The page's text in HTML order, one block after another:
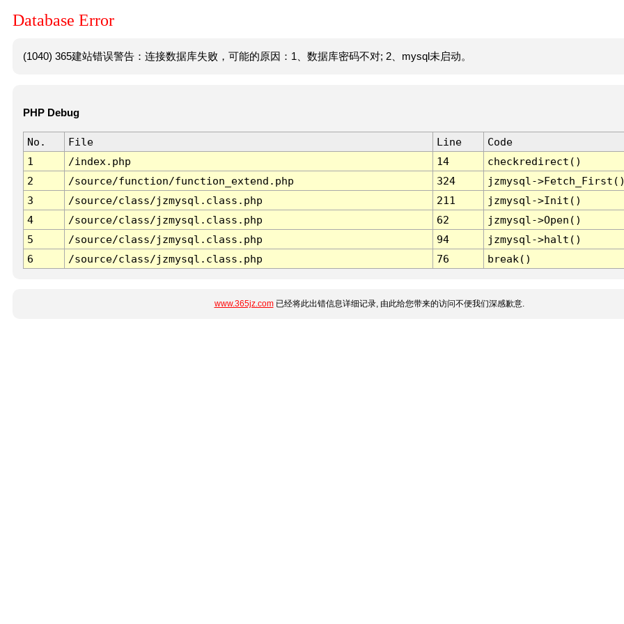
Database Error
(1040) 365建站错误警告：连接数据库失败，可能的原因：1、数据库密码不对; 2、mysql未启动。
PHP Debug
No. File Line
Code
1
/index.php 14
checkredirect()
2
/source/function/function_extend.php 324
jzmysql-
3
/source/class/jzmysql.class.php 211
jzmysql->Init()
4
/source/class/jzmysql.class.php 62
jzmysql->Open()
5
/source/class/jzmysql.class.php 94
jzmysql->halt()
6
/source/class/jzmysql.class.php 76 break()
www.365jz.com已经将此出错信息详细记录, 由此给您带来的访问不便我们深感歉意.